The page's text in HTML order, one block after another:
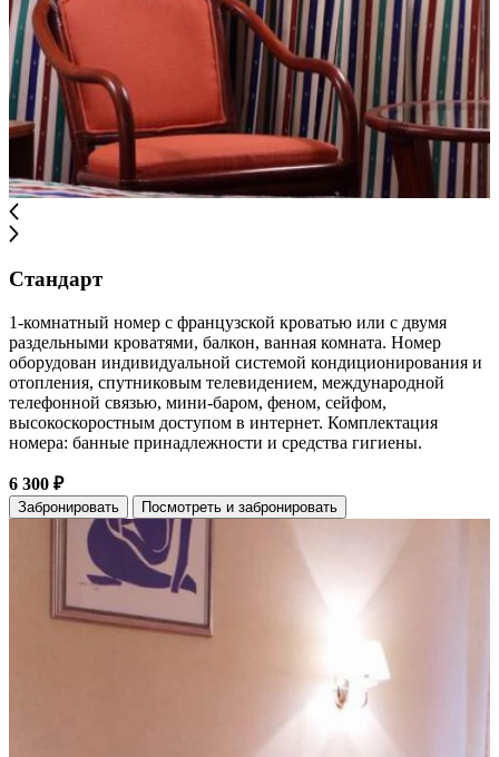
Стандарт
1-комнатный номер с французской кроватью или с двумя
раздельными кроватями, балкон, ванная комната. Номер
оборудован индивидуальной системой кондиционирования и
отопления, спутниковым телевидением, международной
телефонной связью, мини-баром, феном, сейфом,
высокоскоростным доступом в интернет. Комплектация
номера: банные принадлежности и средства гигиены.
6 300 ₽
Забронировать Посмотреть и забронировать